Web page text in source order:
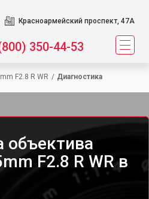
Красноармейский проспект, 47А
350-44-53
F2.8 R WR / Диагностика
объектива
F2.8 R WR в